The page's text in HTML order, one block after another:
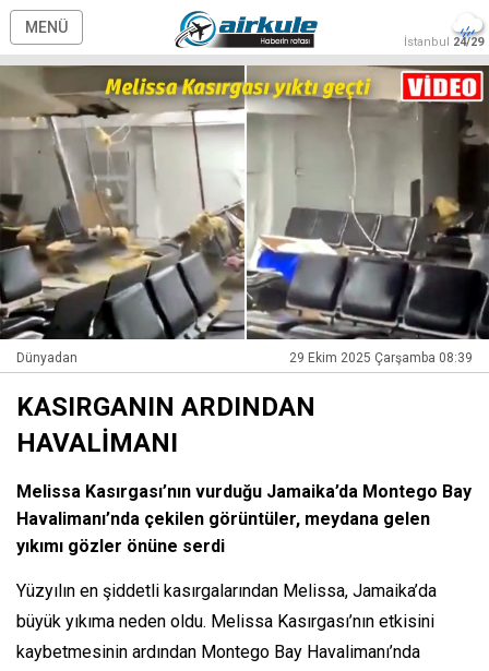
MENÜ
İstanbul 24/29
Dünyadan 29 Ekim 2025 Çarşamba 08:39
KASIRGANIN ARDINDAN
HAVALİMANI
Melissa Kasırgası’nın vurduğu Jamaika’da Montego Bay
Havalimanı’nda çekilen görüntüler, meydana gelen
yıkımı gözler önüne serdi
Yüzyılın en şiddetli kasırgalarından Melissa, Jamaika’da
büyük yıkıma neden oldu. Melissa Kasırgası’nın etkisini
kaybetmesinin ardından Montego Bay Havalimanı’nda